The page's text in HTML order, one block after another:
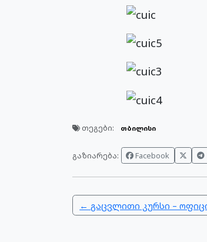
თეგები: თბილისი
გაზიარება: Facebook
← გაცვლითი კურსი –